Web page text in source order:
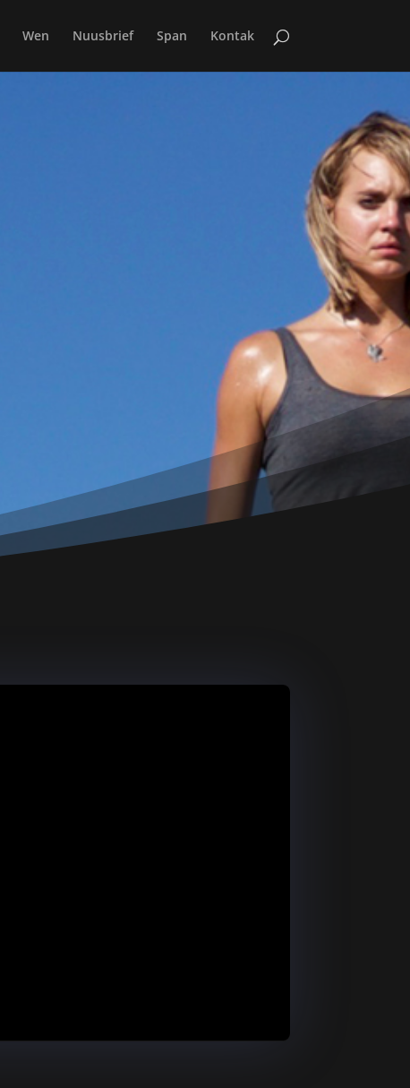
Wen Nuusbrief Span Kontak